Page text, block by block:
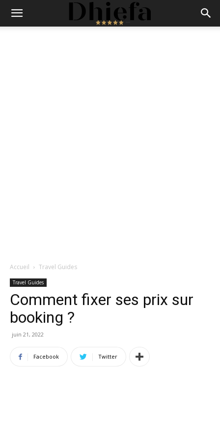
Accueil Travel Guides
Travel Guides
Comment fixer ses prix sur
booking ?
juin 21, 2022
Facebook Twitter